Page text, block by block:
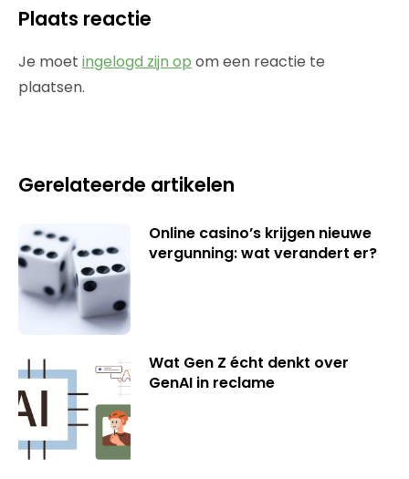
Plaats reactie
Je moet ingelogd zijn op om een reactie te
plaatsen.
Gerelateerde artikelen
Online casino’s krijgen nieuwe
vergunning: wat verandert er?
Wat Gen Z écht denkt over
GenAI in reclame